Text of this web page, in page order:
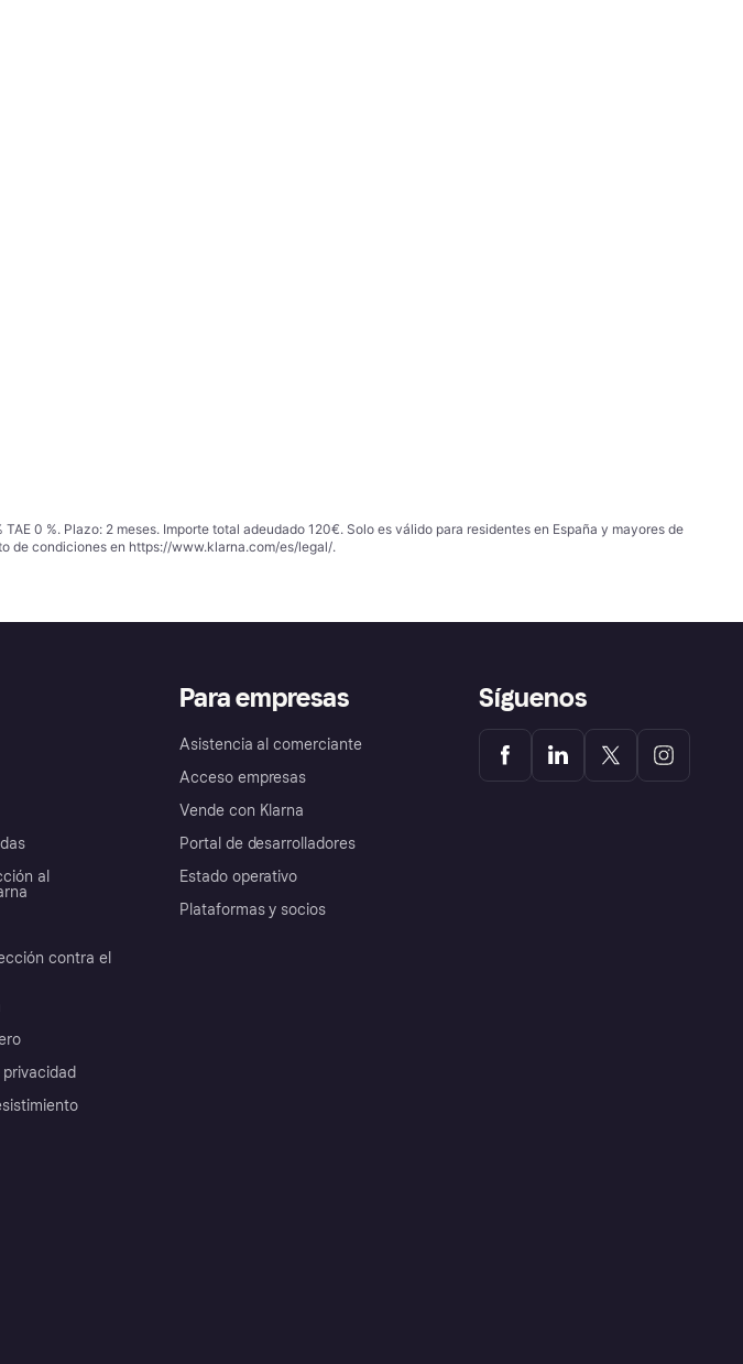
0 %. Plazo: 2 meses. Importe total adeudado 120€. Solo es válido para residentes en España y mayores de
de condiciones en https://www.klarna.com/es/legal/.
al
contra el
Para empresas
Asistencia al comerciante
Acceso empresas
Vende con Klarna
Portal de desarrolladores
Estado operativo
Plataformas y socios
Síguenos